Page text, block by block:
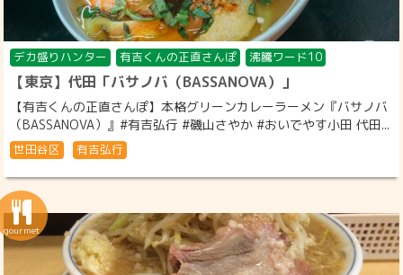
デカ盛りハンター 有吉くんの正直さんぽ 沸騰ワード10
【東京】代田「バサノバ（BASSANOVA）」
【有吉くんの正直さんぽ】本格グリーンカレーラーメン『バサノバ
（BASSANOVA）』#有吉弘行 #磯山さやか #おいでやす小田 代田...
世田谷区 有吉弘行